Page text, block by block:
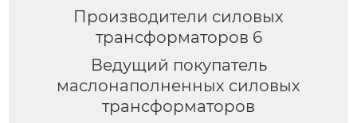
Производители силовых
трансформаторов 6
Ведущий покупатель
маслонаполненных силовых
трансформаторов